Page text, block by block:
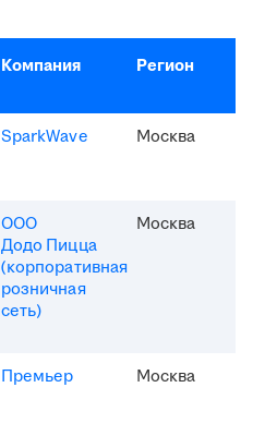
Компания Регион
SparkWave Москва
ООО
Додо Пицца
(корпоративная
розничная
сеть)
Москва
Премьер Москва